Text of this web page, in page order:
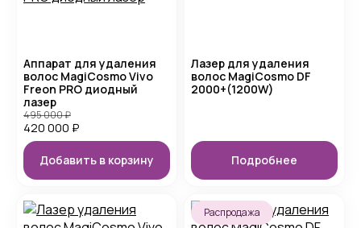
Аппарат для удаления
волос MagiCosmo Vivo
Freon PRO диодный
лазер
420 000 ₽
495 000₽
Добавить в корзину
Лазер для удаления
волос MagiCosmo DF
2000+(1200W)
Подробнее
Распродажа